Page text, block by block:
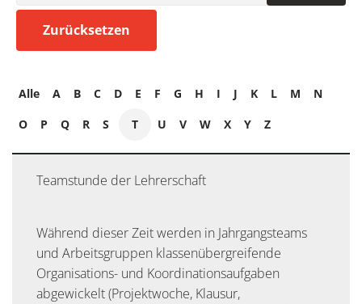
Alle A B C D E F G H I J K L M
N
O
P Q R S T U V W X Y Z
Teamstunde der Lehrerschaft
Während dieser Zeit werden in Jahrgangsteams
und Arbeitsgruppen klassenübergreifende
Organisations- und Koordinationsaufgaben
abgewickelt (Projektwoche, Klausur,